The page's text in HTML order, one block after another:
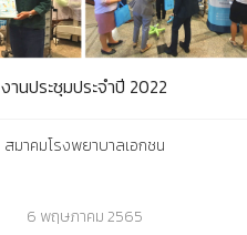
งานประชุมประจำปี 2022
สมาคมโรงพยาบาลเอกชน
6 พฤษภาคม 2565